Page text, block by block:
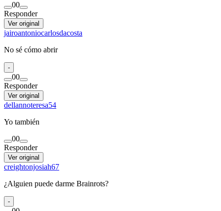
00
Responder
Ver original
jairoantoniocarlosdacosta
No sé cómo abrir
-
00
Responder
Ver original
dellannoteresa54
Yo también
00
Responder
Ver original
creightonjosiah67
¿Alguien puede darme Brainrots?
-